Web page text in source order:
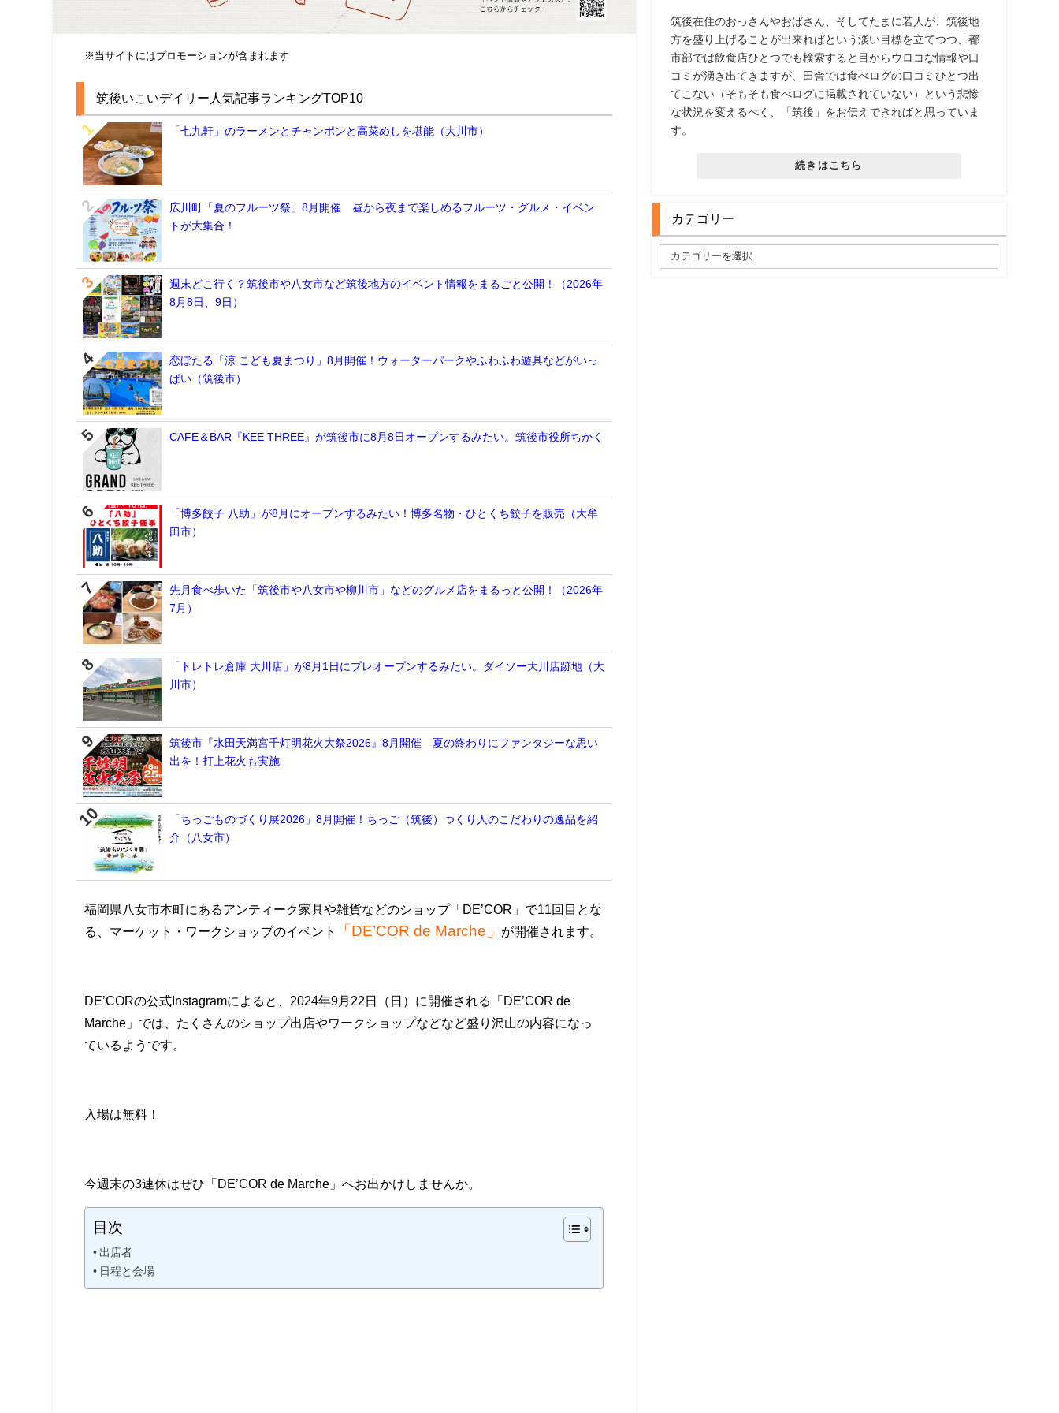
※当サイトにはプロモーションが含まれます
筑後いこいデイリー人気記事ランキングTOP10
「七九軒」のラーメンとチャンポンと高菜めしを堪能（大川市）
広川町「夏のフルーツ祭」8月開催 昼から夜まで楽しめるフルーツ・グルメ・イベン
トが大集合！
週末どこ行く？筑後市や八女市など筑後地方のイベント情報をまるごと公開！（2026年
8月8日、9日）
恋ぼたる「涼 こども夏まつり」8月開催！ウォーターパークやふわふわ遊具などがいっ
ぱい（筑後市）
CAFE＆BAR『KEE THREE』が筑後市に8月8日オープンするみたい。筑後市役所ちかく
「博多餃子 八助」が8月にオープンするみたい！博多名物・ひとくち餃子を販売（大牟
田市）
先月食べ歩いた「筑後市や八女市や柳川市」などのグルメ店をまるっと公開！（2026年
7月）
「トレトレ倉庫 大川店」が8月1日にプレオープンするみたい。ダイソー大川店跡地（大
川市）
筑後市『水田天満宮千灯明花火大祭2026』8月開催 夏の終わりにファンタジーな思い
出を！打上花火も実施
「ちっごものづくり展2026」8月開催！ちっご（筑後）つくり人のこだわりの逸品を紹
介（八女市）
福岡県八女市本町にあるアンティーク家具や雑貨などのショップ「DE’COR」で11回目とな
る、マーケット・ワークショップのイベント
「DE’COR de Marche」 が開催されます。
DE’CORの公式Instagramによると、2024年9月22日（日）に開催される「DE’COR de
Marche」では、たくさんのショップ出店やワークショップなどなど盛り沢山の内容になっ
ているようです。
入場は無料！
今週末の3連休はぜひ「DE’COR de Marche」へお出かけしませんか。
目次
出店者
日程と会場
筑後在住のおっさんやおばさん、そしてたまに若人が、筑後地
方を盛り上げることが出来ればという淡い目標を立てつつ、都
市部では飲食店ひとつでも検索すると目からウロコな情報や口
コミが湧き出てきますが、田舎では食べログの口コミひとつ出
てこない（そもそも食べログに掲載されていない）という悲惨
な状況を変えるべく、「筑後」をお伝えできればと思っていま
す。
続きはこちら
カテゴリー